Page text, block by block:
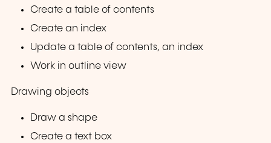
Create a table of contents
Create an index
Update a table of contents, an index
Work in outline view
Drawing objects
Draw a shape
Create a text box